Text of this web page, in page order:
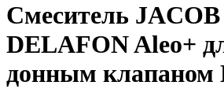
Смеситель JACOB
DELAFON Aleo+
донным клапаном